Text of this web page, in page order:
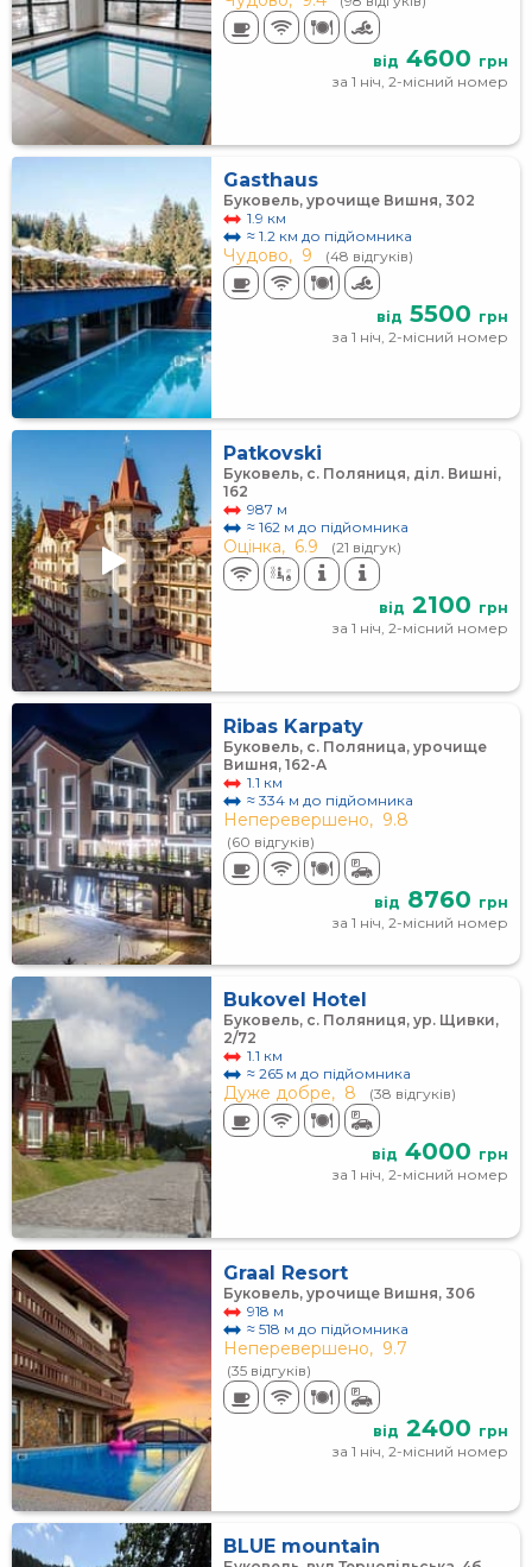
від 4600 грн
за 1 ніч, 2-місний номер
Gasthaus
Буковель, урочище Вишня, 302
1.9 км
≈ 1.2 км до підйомника
Чудово, 9 (48 відгуків)
від 5500 грн
за 1 ніч, 2-місний номер
Patkovski
Буковель, с. Поляниця, діл. Вишні,
162
987 м
≈ 162 м до підйомника
Оцінка, 6.9 (21 відгук)
від 2100 грн
за 1 ніч, 2-місний номер
Ribas Karpaty
Буковель, с. Поляница, урочище
Вишня, 162-А
1.1 км
≈ 334 м до підйомника
Неперевершено, 9.8
(60 відгуків)
від 8760 грн
за 1 ніч, 2-місний номер
Bukovel Hotel
Буковель, с. Поляниця, ур. Щивки,
2/72
1.1 км
≈ 265 м до підйомника
Дуже добре, 8 (38 відгуків)
від 4000 грн
за 1 ніч, 2-місний номер
Graal Resort
Буковель, урочище Вишня, 306
918 м
≈ 518 м до підйомника
Неперевершено, 9.7
(35 відгуків)
від 2400 грн
за 1 ніч, 2-місний номер
BLUE mountain